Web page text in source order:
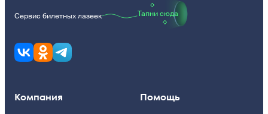
Сервис билетных лазеек Тапни сюда
Компания Помощь